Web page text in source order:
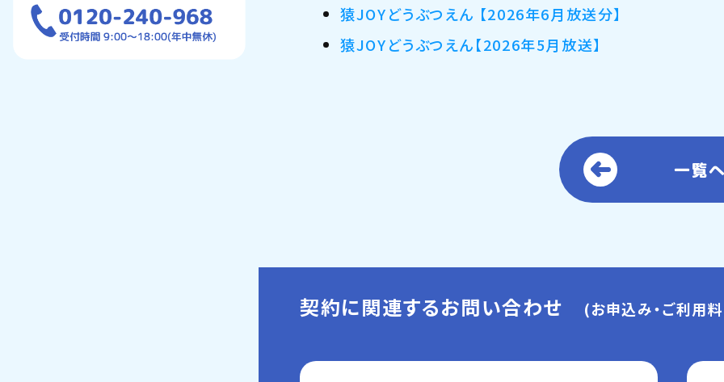
猿JOYどうぶつえん 【2026年6月放送分】
猿JOYどうぶつえん【2026年5月放送】
一覧
契約に関連するお問い合わせ (お申込み・ご利用